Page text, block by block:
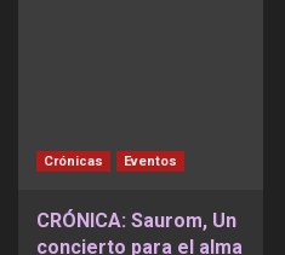
Crónicas Eventos
CRÓNICA: Saurom, Un
concierto para el alma